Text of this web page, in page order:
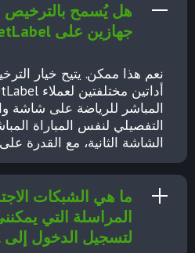
هل يُسمح بالترخيص
جهازين على BetLabel؟
نعم هذا ممكن. يتيح خيار
المباشر للرياضة على شاشة
التفصيلي لنفس المباراة
الشاشة الثانية، مع القدرة
ما هي الشبكات
المراسلة التي
لتسجيل الدخول إلى BetLabel؟